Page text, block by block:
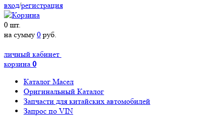
вход/регистрация
0 шт.
на сумму 0 руб.
личный кабинет
корзина 0
Каталог Масел
Оригинальный Каталог
Запчасти для китайских автомобилей
Запрос по VIN